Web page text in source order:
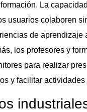
La
usuarios colaboren
de aprendizaje
los profesores y
para realizar
y facilitar actividades